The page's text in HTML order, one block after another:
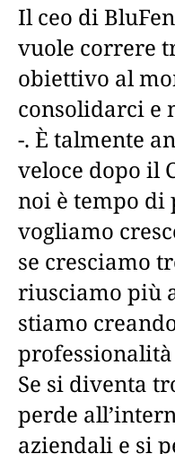
Il ceo di
vuole correre
obiettivo al
consolidarci e
-. È talmente
veloce dopo il
noi è tempo di
vogliamo
se cresciamo
riusciamo più
stiamo
professionalità
Se si diventa
perde
aziendali e si